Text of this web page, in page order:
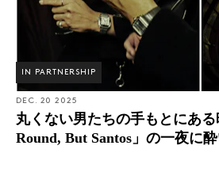
IN PARTNERSHIP
DEC. 20 2025
丸くない男たちの手もとにあ
Round, But Santos」の一夜に